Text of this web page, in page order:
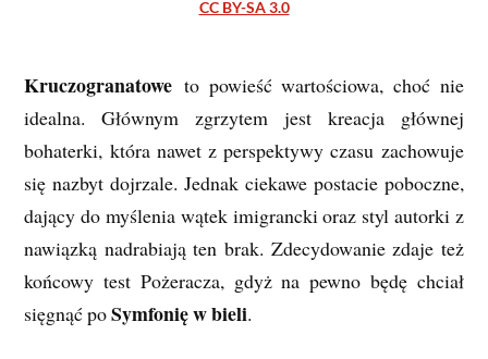
CC BY-SA 3.0
Kruczogranatoweto powieść wartościowa, choć nie
idealna. Głównym zgrzytem jest kreacja głównej
bohaterki, która nawet z perspektywy czasu zachowuje
się nazbyt dojrzale. Jednak ciekawe postacie poboczne,
dający do myślenia wątek imigrancki oraz styl autorki z
nawiązką nadrabiają ten brak. Zdecydowanie zdaje też
końcowy test Pożeracza, gdyż na pewno będę chciał
sięgnąć poSymfonię w bieli.